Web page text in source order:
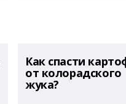
Как спасти
от колорадского
жука?